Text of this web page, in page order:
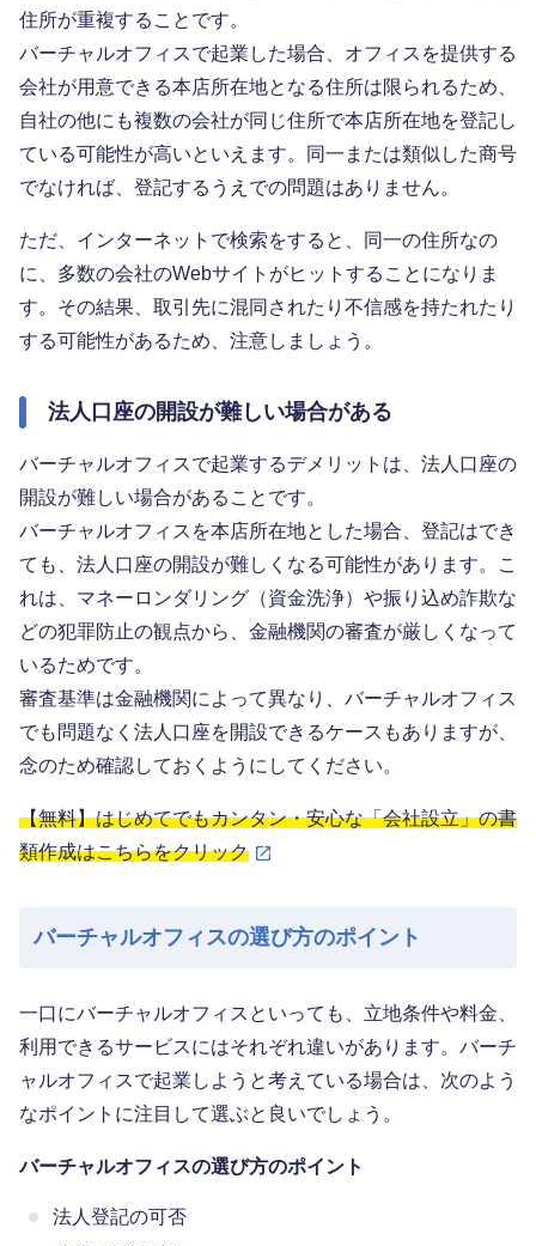
住所が重複することです。
バーチャルオフィスで起業した場合、オフィスを提供する
会社が用意できる本店所在地となる住所は限られるため、
自社の他にも複数の会社が同じ住所で本店所在地を登記し
ている可能性が高いといえます。同一または類似した商号
でなければ、登記するうえでの問題はありません。
ただ、インターネットで検索をすると、同一の住所なの
に、多数の会社のWebサイトがヒットすることになりま
す。その結果、取引先に混同されたり不信感を持たれたり
する可能性があるため、注意しましょう。
法人口座の開設が難しい場合がある
バーチャルオフィスで起業するデメリットは、法人口座の
開設が難しい場合があることです。
バーチャルオフィスを本店所在地とした場合、登記はでき
ても、法人口座の開設が難しくなる可能性があります。こ
れは、マネーロンダリング（資金洗浄）や振り込め詐欺な
どの犯罪防止の観点から、金融機関の審査が厳しくなって
いるためです。
審査基準は金融機関によって異なり、バーチャルオフィス
でも問題なく法人口座を開設できるケースもありますが、
念のため確認しておくようにしてください。
【無料】はじめてでもカンタン・安心な「会社設立」の書
類作成はこちらをクリック
バーチャルオフィスの選び方のポイント
一口にバーチャルオフィスといっても、立地条件や料金、
利用できるサービスにはそれぞれ違いがあります。バーチ
ャルオフィスで起業しようと考えている場合は、次のよう
なポイントに注目して選ぶと良いでしょう。
バーチャルオフィスの選び方のポイント
法人登記の可否